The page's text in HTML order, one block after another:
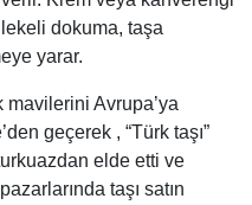
dokuma, taşa
yarar.
mavilerini Avrupa’ya
geçerek , “Türk taşı”
elde etti ve
taşı satın